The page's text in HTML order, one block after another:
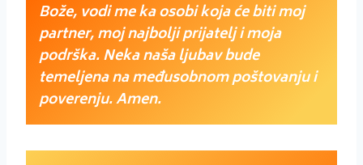
Bože, vodi me ka osobi koja će biti moj
partner, moj najbolji prijatelj i moja
podrška. Neka naša ljubav bude
temeljena na međusobnom poštovanju i
poverenju. Amen.